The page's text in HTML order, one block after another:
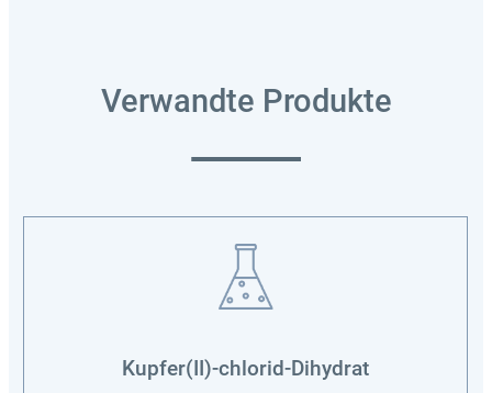
Verwandte Produkte
Kupfer(II)-chlorid-Dihydrat